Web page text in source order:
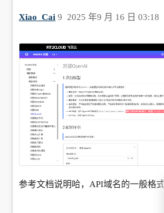
Xiao_Cai 2025 年9 月 16 日 03:18
9
参考文档说明哈，API域名的一般格式